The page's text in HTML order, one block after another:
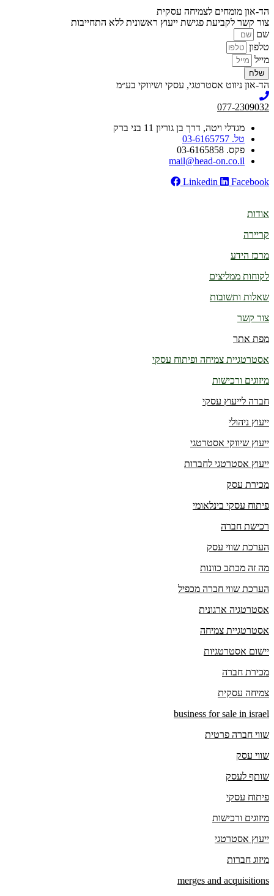
הד-און מומחים לצמיחה עסקית
צור קשר לקביעת פגישת ייעוץ ראשונית ללא התחייבות
שם
טלפון
מייל
שלח
הד-און ניווט אסטרטגי, עסקי ושיווקי בע״מ
077-2309032
מגדלי ויטה, דרך בן גוריון 11 בני ברק
טל. 03-6165757
פקס. 03-6165858
mail@head-on.co.il
Linkedin
Facebook
אודות
קריירה
מרכז הידע
לקוחות ממליצים
שאלות ותשובות
צור קשר
מפת אתר
אסטרטגיית צמיחה ופיתוח עסקי
מיזוגים ורכישות
חברה לייעוץ עסקי
ייעוץ ניהולי
ייעוץ שיווקי אסטרטגי
ייעוץ אסטרטגי לחברות
מכירת עסק
פיתוח עסקי בינלאומי
רכישת חברה
הערכת שווי עסק
מה זה מכתב כוונות
הערכת שווי חברה מכפיל
אסטרטגיה ארגונית
אסטרטגיית צמיחה
יישום אסטרטגיות
מכירת חברה
צמיחה עסקית
business for sale in israel
שווי חברה פרטית
שווי עסק
שותף לעסק
פיתוח עסקי
מיזוגים ורכישות
ייעוץ אסטרטגי
מיזוג חברות
merges and acquisitions